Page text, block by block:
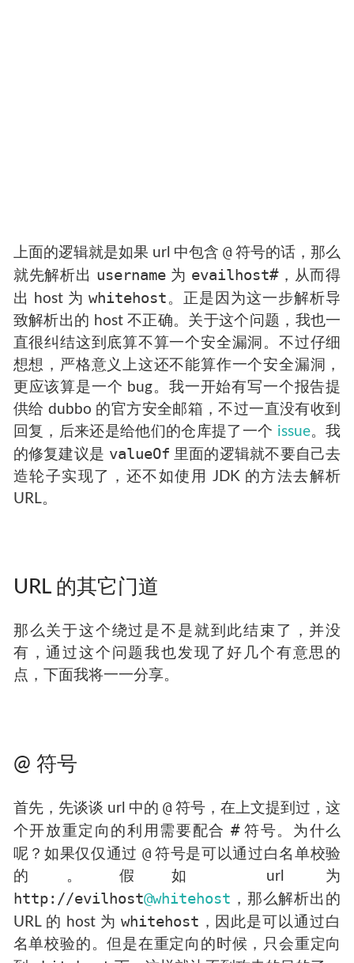
上面的逻辑就是如果 url 中包含@ 符号的话，那么
就先解析出 username 为 evailhost#，从而得
出 host 为 whitehost 。正是因为这一步解析导
致解析出的 host 不正确。关于这个问题，我也一
直很纠结这到底算不算一个安全漏洞。不过仔细
想想，严格意义上这还不能算作一个安全漏洞，
更应该算是一个 bug。我一开始有写一个报告提
供给 dubbo 的官方安全邮箱，不过一直没有收到
回复，后来还是给他们的仓库提了一个 issue。我
的修复建议是 valueOf 里面的逻辑就不要自己去
造轮子实现了，还不如使用 JDK 的方法去解析
URL。
URL 的其它门道
那么关于这个绕过是不是就到此结束了，并没
有，通过这个问题我也发现了好几个有意思的
点，下面我将一一分享。
@ 符号
首先，先谈谈 url 中的 @ 符号，在上文提到过，这
个开放重定向的利用需要配合 #符号。为什么
呢？如果仅仅通过 @符号是可以通过白名单校验
的。假如 url 为
http://evilhost@whitehost ，那么解析出的
URL 的 host 为 whitehost ，因此是可以通过白
名单校验的。但是在重定向的时候，只会重定向